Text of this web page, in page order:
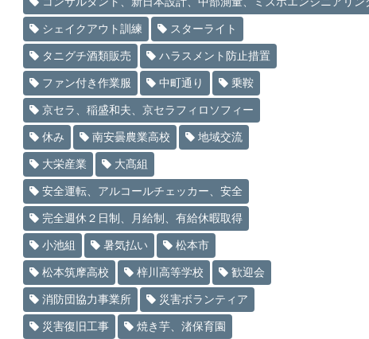
シェイクアウト訓練 スターライト
タニグチ酒類販売 ハラスメント防止措置
ファン付き作業服 中町通り 乗鞍
京セラ、稲盛和夫、京セラフィロソフィー
休み 南安曇農業高校 地域交流
大栄産業 大髙組
安全運転、アルコールチェッカー、安全
完全週休２日制、月給制、有給休暇取得
小池組 暑気払い 松本市
松本筑摩高校 梓川高等学校 歓迎会
消防団協力事業所 災害ボランティア
災害復旧工事 焼き芋、渚保育園